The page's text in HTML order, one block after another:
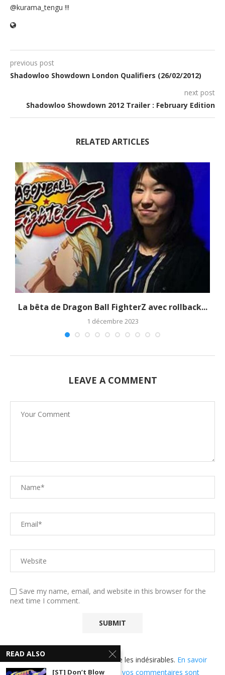
@kurama_tengu !!!
previous post
Shadowloo Showdown London Qualifiers (26/02/2012)
next post
Shadowloo Showdown 2012 Trailer : February Edition
RELATED ARTICLES
La bêta de Dragon Ball FighterZ avec rollback...
1 décembre 2023
LEAVE A COMMENT
Save my name, email, and website in this browser for the
next time I comment.
Ce site utilise Akismet pour réduire les indésirables. En savoir
plus sur comment les données de vos commentaires sont
READ ALSO
[ST] Don’t Blow